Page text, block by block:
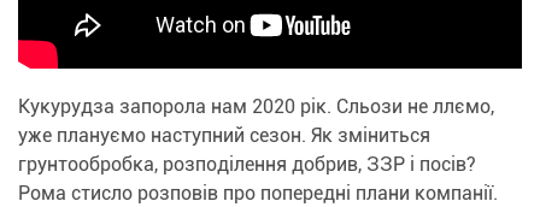
Кукурудза запорола нам 2020 рік. Сльози не ллємо,
уже плануємо наступний сезон. Як зміниться
грунтообробка, розподілення добрив, ЗЗР і посів?
Рома стисло розповів про попередні плани компанії.